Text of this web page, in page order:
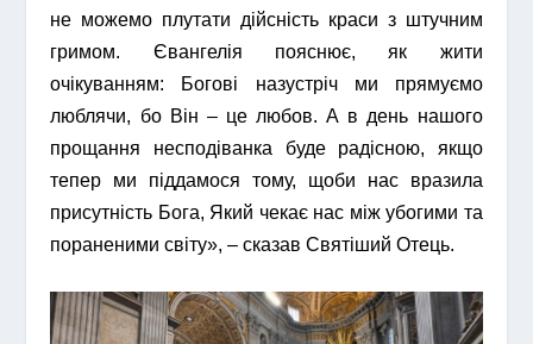
не можемо плутати дійсність краси з штучним
гримом. Євангелія пояснює, як жити
очікуванням: Богові назустріч ми прямуємо
люблячи, бо Він – це любов. А в день нашого
прощання несподіванка буде радісною, якщо
тепер ми піддамося тому, щоби нас вразила
присутність Бога, Який чекає нас між убогими та
пораненими світу», – сказав Святіший Отець.